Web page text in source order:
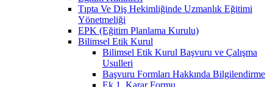
Tıpta Ve Diş Hekimliğinde Uzmanlık Eğitimi
Yönetmeliği
EPK (Eğitim Planlama Kurulu)
Bilimsel Etik Kurul
Bilimsel Etik Kurul Başvuru ve Çalışma
Usulleri
Başvuru Formları Hakkında Bilgilendirme
Ek 1. Karar Formu